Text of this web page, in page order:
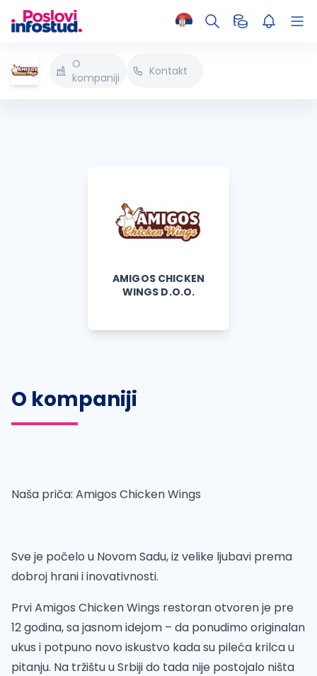
O
kompaniji
Kontakt
AMIGOS CHICKEN
WINGS D.O.O.
O kompaniji
Naša priča: Amigos Chicken Wings
Sve je počelo u Novom Sadu, iz velike ljubavi prema
dobroj hrani i inovativnosti.
Prvi Amigos Chicken Wings restoran otvoren je pre
12 godina, sa jasnom idejom – da ponudimo originalan
ukus i potpuno novo iskustvo kada su pileća krilca u
pitanju. Na tržištu u Srbiji do tada nije postojalo ništa